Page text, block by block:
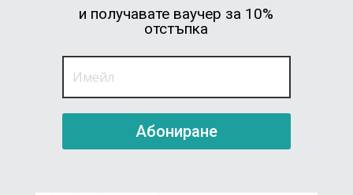
и получавате ваучер за 10%
отстъпка
Абониране